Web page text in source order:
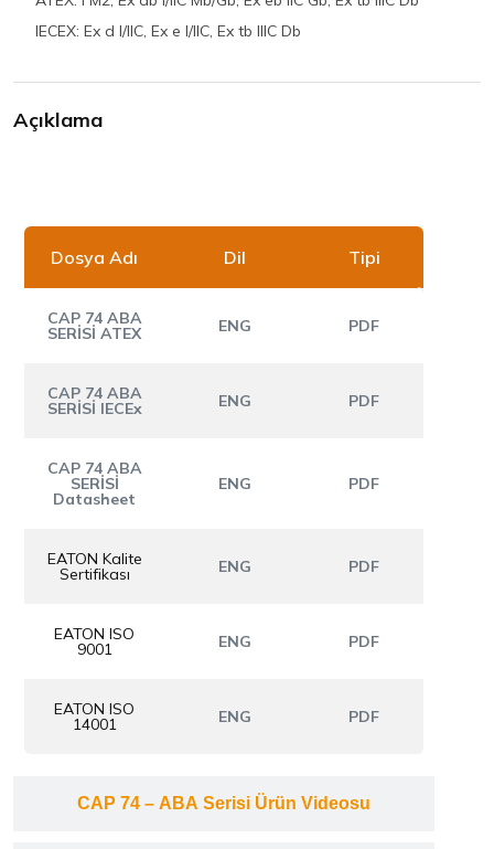
IECEX: Ex d I/IIC, Ex e I/IIC, Ex tb IIIC Db
Açıklama
CAP 74 – ABA Serisi Ürün Videosu
Dosya Adı Dil Tipi
CAP 74 ABA
SERİSİ ATEX ENG PDF
CAP 74 ABA
SERİSİ IECEx ENG PDF
CAP 74 ABA
SERİSİ
Datasheet
ENG PDF
EATON Kalite
Sertifikası ENG PDF
EATON ISO
9001 ENG PDF
EATON ISO
14001 ENG PDF